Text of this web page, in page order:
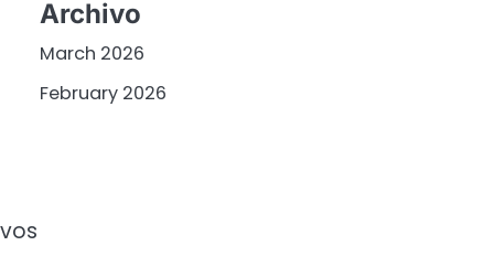
Archivo
March 2026
February 2026